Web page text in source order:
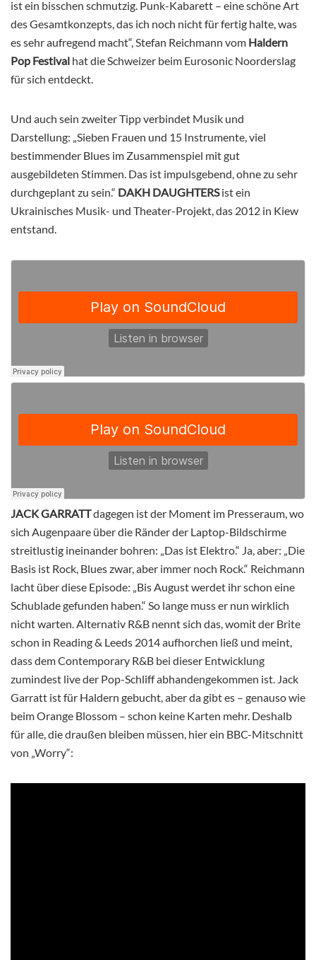
ist ein bisschen schmutzig. Punk-Kabarett – eine schöne Art
des Gesamtkonzepts, das ich noch nicht für fertig halte, was
es sehr aufregend macht“, Stefan Reichmann vom Haldern
Pop Festival hat die Schweizer beim Eurosonic Noorderslag
für sich entdeckt.
Und auch sein zweiter Tipp verbindet Musik und
Darstellung: „Sieben Frauen und 15 Instrumente, viel
bestimmender Blues im Zusammenspiel mit gut
ausgebildeten Stimmen. Das ist impulsgebend, ohne zu sehr
durchgeplant zu sein.“ DAKH DAUGHTERSist ein
Ukrainisches Musik- und Theater-Projekt, das 2012 in Kiew
entstand.
JACK GARRATTdagegen ist der Moment im Presseraum, wo
sich Augenpaare über die Ränder der Laptop-Bildschirme
streitlustig ineinander bohren: „Das ist Elektro.“ Ja, aber: „Die
Basis ist Rock, Blues zwar, aber immer noch Rock.“ Reichmann
lacht über diese Episode: „Bis August werdet ihr schon eine
Schublade gefunden haben.“ So lange muss er nun wirklich
nicht warten. Alternativ R&B nennt sich das, womit der Brite
schon in Reading & Leeds 2014 aufhorchen ließ und meint,
dass dem Contemporary R&B bei dieser Entwicklung
zumindest live der Pop-Schliff abhandengekommen ist. Jack
Garratt ist für Haldern gebucht, aber da gibt es – genauso wie
beim Orange Blossom – schon keine Karten mehr. Deshalb
für alle, die draußen bleiben müssen, hier ein BBC-Mitschnitt
von „Worry“: